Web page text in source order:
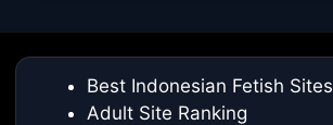
Best Indonesian Fetish Sites
Adult Site Ranking